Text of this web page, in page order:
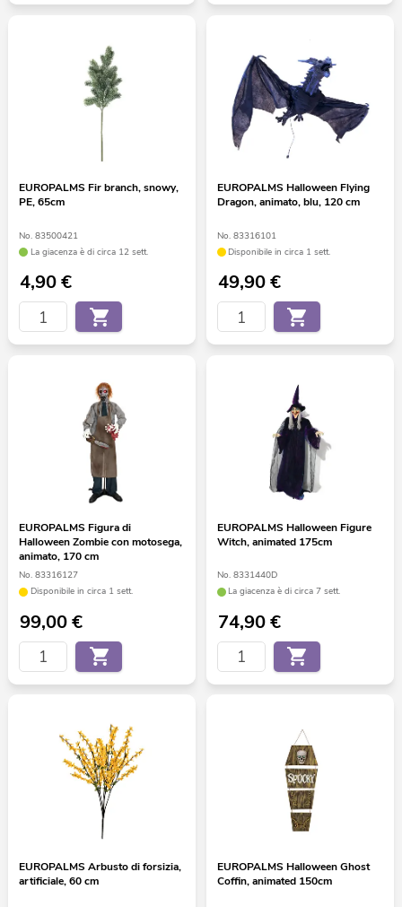
EUROPALMS Fir branch, snowy,
PE, 65cm
No. 83500421
La giacenza è di circa 12 sett.
4,90€
EUROPALMS Halloween Flying
Dragon, animato, blu, 120 cm
No. 83316101
Disponibile in circa 1 sett.
49,90€
EUROPALMS Figura di
Halloween Zombie con motosega,
animato, 170 cm
No. 83316127
Disponibile in circa 1 sett.
99,00€
EUROPALMS Halloween Figure
Witch, animated 175cm
No. 8331440D
La giacenza è di circa 7 sett.
74,90€
EUROPALMS Arbusto di forsizia,
artificiale, 60 cm
EUROPALMS Halloween Ghost
Coffin, animated 150cm